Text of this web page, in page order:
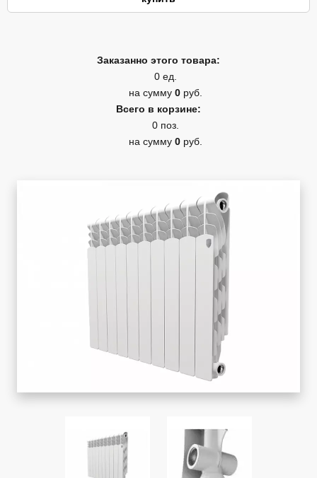
Заказанно этого товара:
0 ед.
на сумму 0 руб.
Всего в корзине:
0 поз.
на сумму 0 руб.